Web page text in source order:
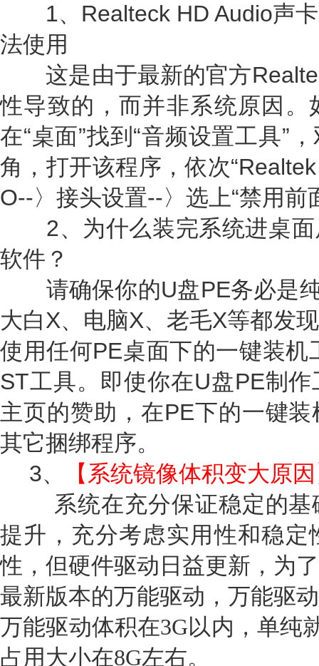
1、Realteck HD Audio声卡
法使用
这是由于最新的官方
性导致的，而并非系统原因
在“桌面”找到“音频设置工具”
角，打开该程序，依次
O--〉接头设置--〉选上“禁用前
2、为什么装完系统进桌面
软件？
请确保你的U盘PE务必是纯
大白X、电脑X、老毛X等都发
使用任何PE桌面下的一键装
ST工具。即使你在U盘PE制
主页的赞助，在PE下的一键
其它捆绑程序。
3、
【系统镜像体积变大原
系统在充分保证稳定的
提升，充分考虑实用性和稳
性，但硬件驱动日益更新，为
最新版本的万能驱动，万能驱
万能驱动体积在3G以内，单纯
占用大小在8G左右。